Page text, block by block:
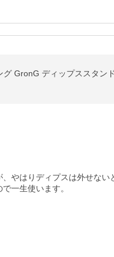
GronG ディップススタ
やはりディプスは外せない
一生使います。